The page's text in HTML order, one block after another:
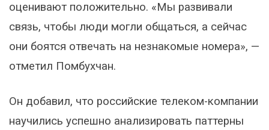
оценивают положительно. «Мы развивали
связь, чтобы люди могли общаться, а сейчас
они боятся отвечать на незнакомые номера», —
отметил Помбухчан.
Он добавил, что российские телеком-компании
научились успешно анализировать паттерны